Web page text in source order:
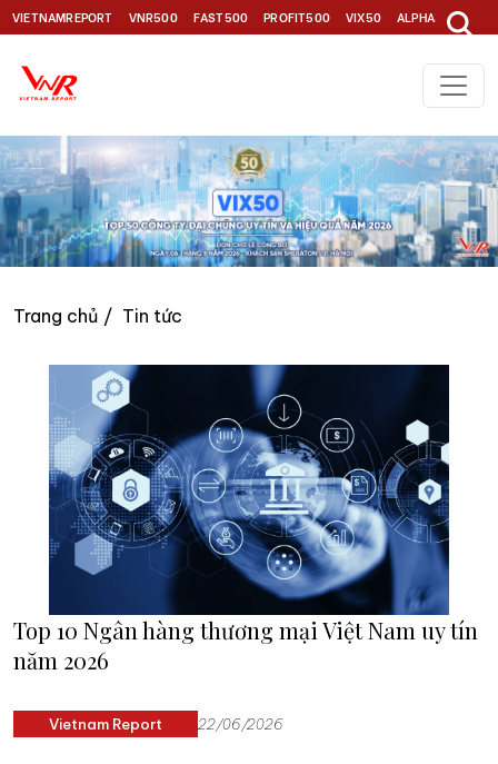
VIETNAMREPORT VNR500 FAST500 PROFIT500 VIX50 ALPHA30
Trang chủ Tin tức
Top 10 Ngân hàng thương mại Việt Nam uy tín
năm 2026
Vietnam Report 22/06/2026